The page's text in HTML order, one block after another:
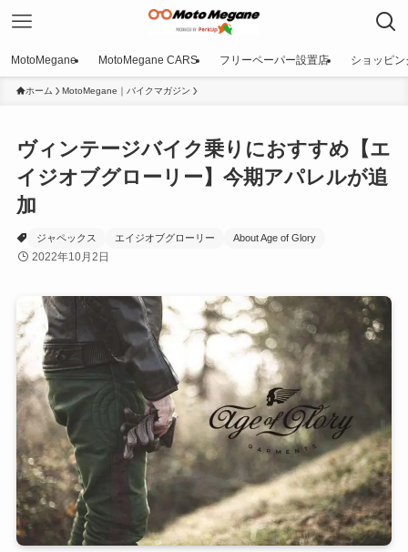
MotoMegane MotoMegane CARS フリーペーパー設置店 ショッピン
ホーム MotoMegane｜バイクマガジン
ヴィンテージバイク乗りにおすすめ【エ
イジオブグローリー】今期アパレルが追
加
ジャペックス エイジオブグローリー About Age of Glory
2022年10月2日